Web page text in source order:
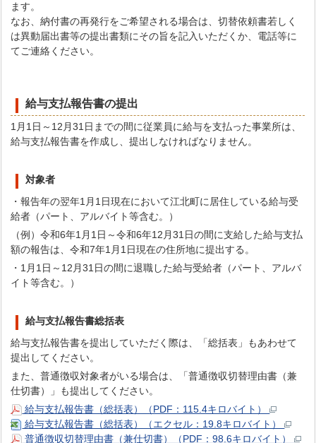
ます。
なお、納付書の再発行をご希望される場合は、切替依頼書若しく
は異動届出書等の提出書類にその旨を記入いただくか、電話等に
てご連絡ください。
給与支払報告書の提出
1月1日～12月31日までの間に従業員に給与を支払った事業所は、
給与支払報告書を作成し、提出しなければなりません。
対象者
・報告年の翌年1月1日現在において江北町に居住している給与受
給者（パート、アルバイト等含む。）
（例）令和6年1月1日～令和6年12月31日の間に支給した給与支払
額の報告は、令和7年1月1日現在の住所地に提出する。
・1月1日～12月31日の間に退職した給与受給者（パート、アルバ
イト等含む。）
給与支払報告書総括表
給与支払報告書を提出していただく際は、「総括表」もあわせて
提出してください。
また、普通徴収対象者がいる場合は、「普通徴収切替理由書（兼
仕切書）」も提出してください。
給与支払報告書（総括表）（PDF：115.4キロバイト）
給与支払報告書（総括表）（エクセル：19.8キロバイト）
普通徴収切替理由書（兼仕切書）（PDF：98.6キロバイト）